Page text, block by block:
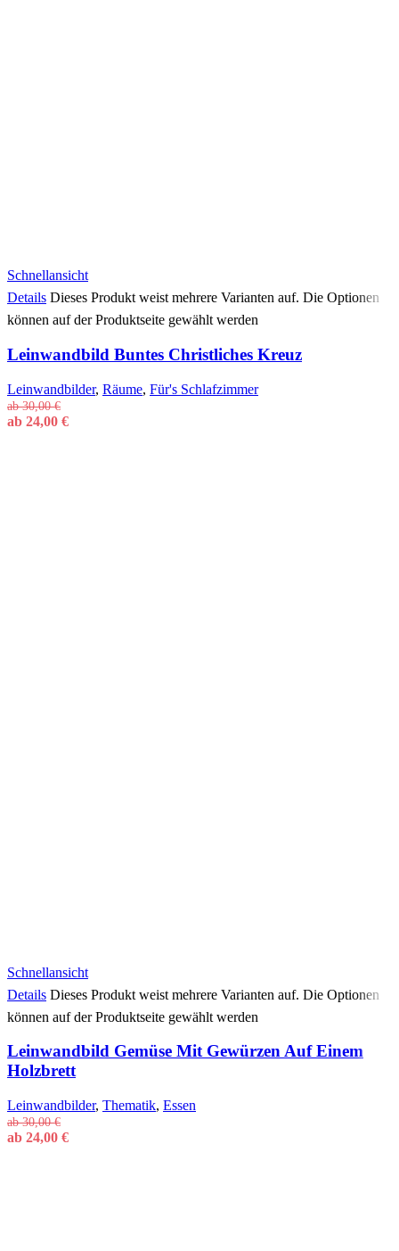
Schnellansicht
Details Dieses Produkt weist mehrere Varianten auf. Die Optionen
können auf der Produktseite gewählt werden
Leinwandbild Buntes Christliches Kreuz
Leinwandbilder, Räume, Für's Schlafzimmer
ab30,00€
ab 24,00 €
Schnellansicht
Details Dieses Produkt weist mehrere Varianten auf. Die Optionen
können auf der Produktseite gewählt werden
Leinwandbild Gemüse Mit Gewürzen Auf Einem
Holzbrett
Leinwandbilder, Thematik, Essen
ab30,00€
ab 24,00 €